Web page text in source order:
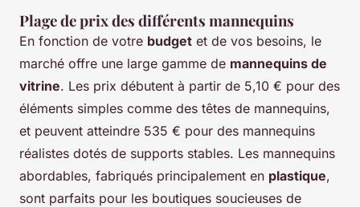
Plage de prix des différents mannequins
En fonction de votre budget et de vos besoins, le
marché offre une large gamme de mannequins de
vitrine. Les prix débutent à partir de 5,10 € pour des
éléments simples comme des têtes de mannequins,
et peuvent atteindre 535 € pour des mannequins
réalistes dotés de supports stables. Les mannequins
abordables, fabriqués principalement en plastique,
sont parfaits pour les boutiques soucieuses de